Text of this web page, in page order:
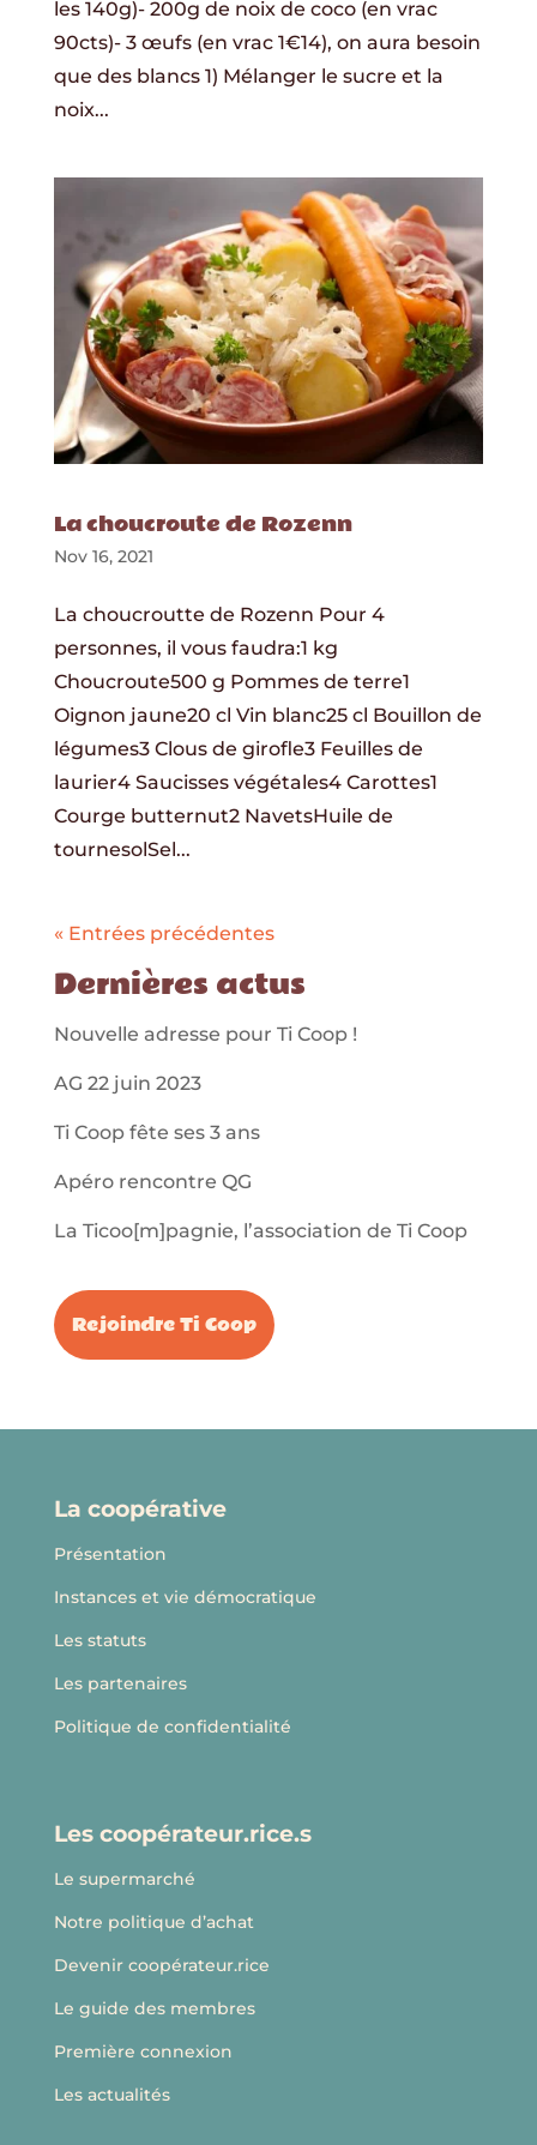
les 140g)- 200g de noix de coco (en vrac
90cts)- 3 œufs (en vrac 1€14), on aura besoin
que des blancs 1) Mélanger le sucre et la
noix...
La choucroute de Rozenn
Nov 16, 2021
La choucroutte de Rozenn Pour 4
personnes, il vous faudra:1 kg
Choucroute500 g Pommes de terre1
Oignon jaune20 cl Vin blanc25 cl Bouillon de
légumes3 Clous de girofle3 Feuilles de
laurier4 Saucisses végétales4 Carottes1
Courge butternut2 NavetsHuile de
tournesolSel...
« Entrées précédentes
Dernières actus
Nouvelle adresse pour Ti Coop !
AG 22 juin 2023
Ti Coop fête ses 3 ans
Apéro rencontre QG
La Ticoo[m]pagnie, l’association de Ti Coop
Rejoindre Ti Coop
La coopérative
Présentation
Instances et vie démocratique
Les statuts
Les partenaires
Politique de confidentialité
Les coopérateur.rice.s
Le supermarché
Notre politique d’achat
Devenir coopérateur.rice
Le guide des membres
Première connexion
Les actualités